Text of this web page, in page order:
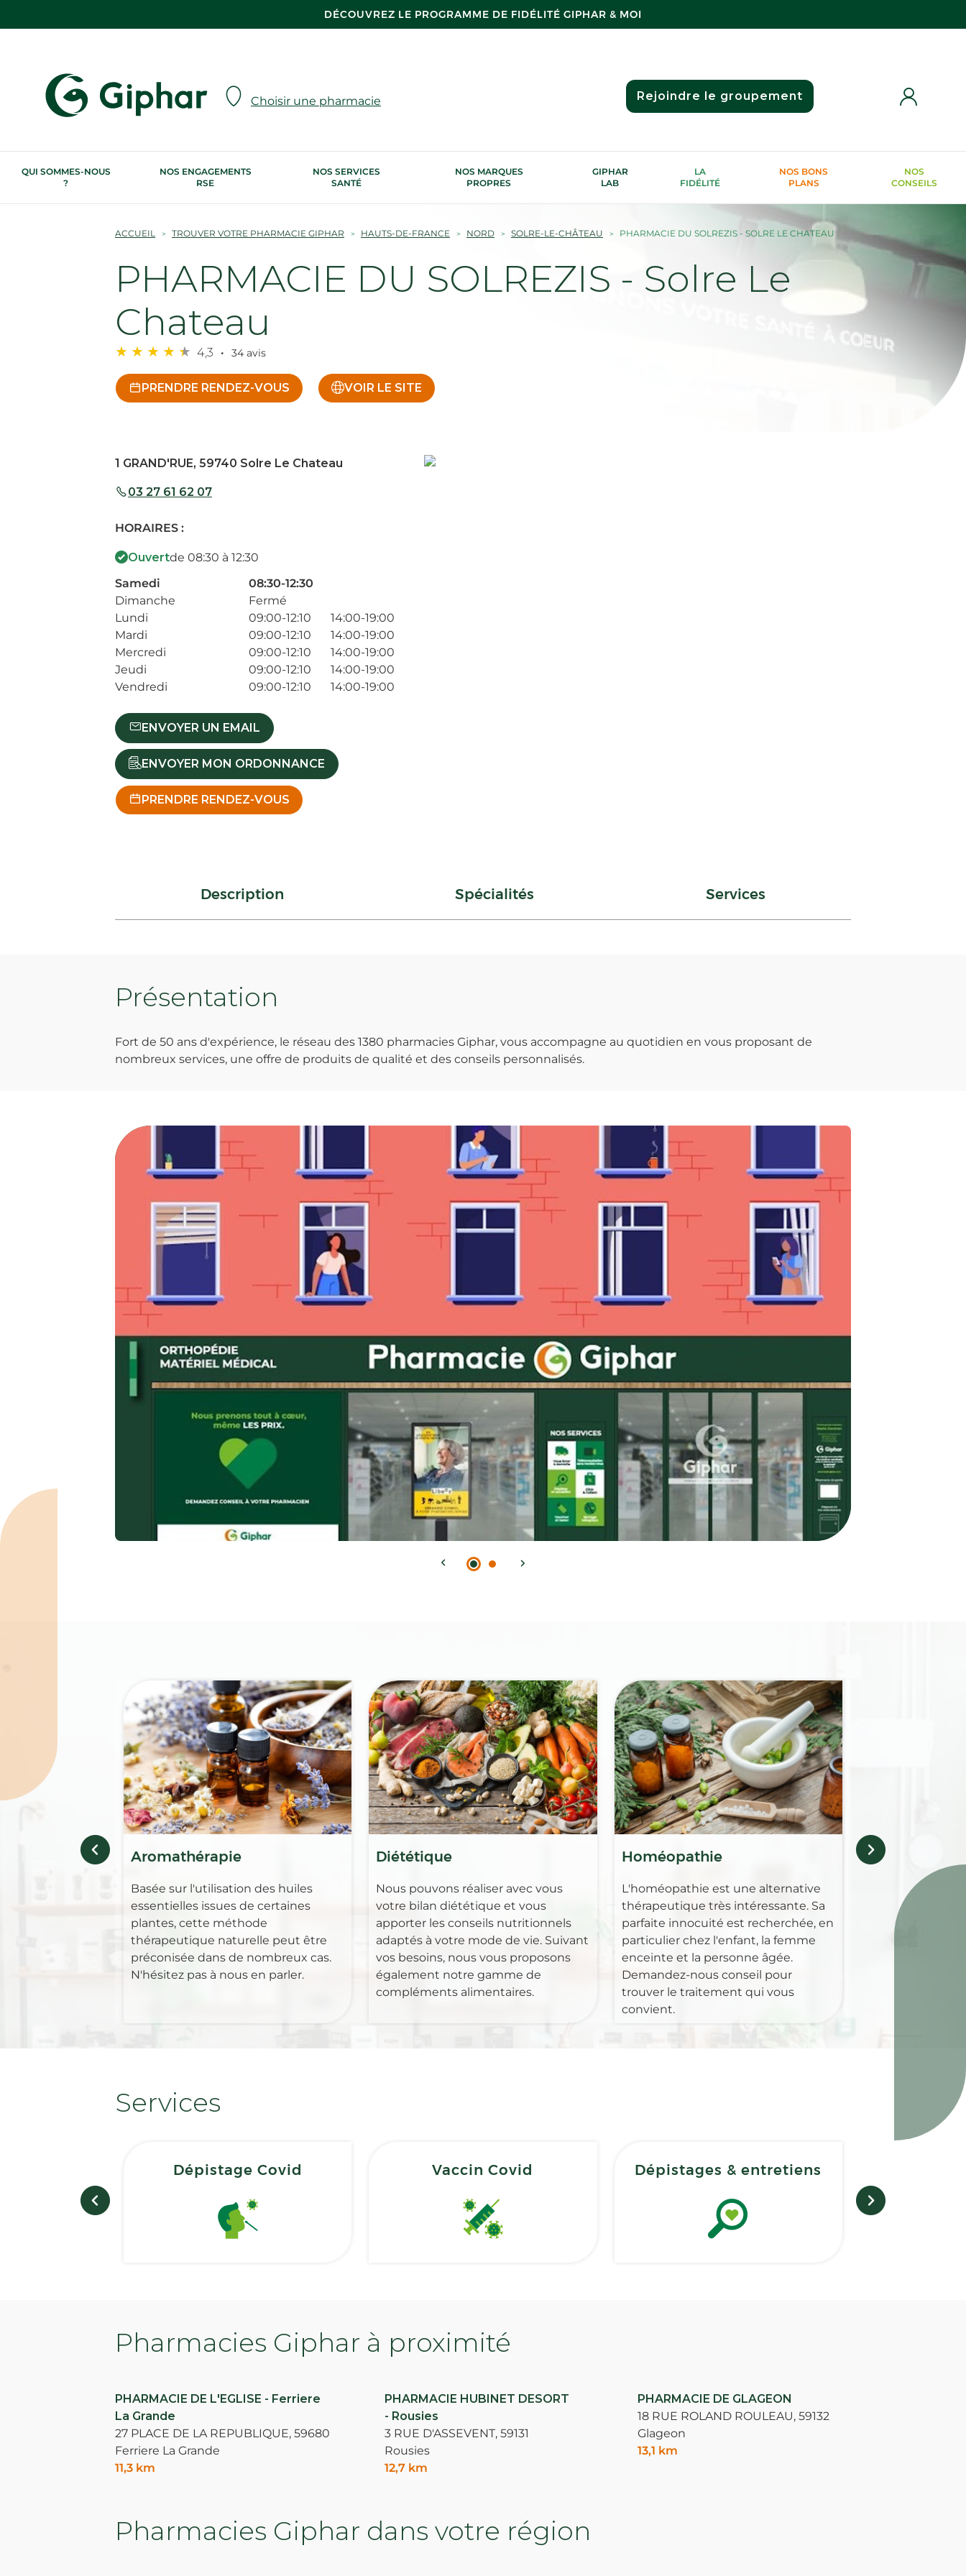
DÉCOUVREZ LE PROGRAMME DE FIDÉLITÉ GIPHAR & MOI
Choisir une pharmacie Rejoindre le groupement
QUI SOMMES-NOUS
?
NOS ENGAGEMENTS
RSE
NOS SERVICES
SANTÉ
NOS MARQUES
PROPRES
GIPHAR
LAB
LA
FIDÉLITÉ
NOS BONS
PLANS
NOS
CONSEILS
ACCUEIL TROUVER VOTRE PHARMACIE GIPHAR HAUTS-DE-FRANCE NORD SOLRE-LE-CHÂTEAU PHARMACIE DU SOLREZIS - SOLRE LE CHATEAU
PHARMACIE DU SOLREZIS - Solre Le
Chateau
4,3 34 avis
PRENDRE RENDEZ-VOUS VOIR LE SITE
1 GRAND'RUE, 59740 Solre Le Chateau
03 27 61 62 07
HORAIRES :
Ouvertde 08:30 à 12:30
Samedi
08:30-12:30
Dimanche
Fermé
Lundi
09:00-12:10
14:00-19:00
Mardi
09:00-12:10
14:00-19:00
Mercredi
09:00-12:10
14:00-19:00
Jeudi
09:00-12:10
14:00-19:00
Vendredi
09:00-12:10 14:00-19:00
ENVOYER UN EMAIL
ENVOYER MON ORDONNANCE
PRENDRE RENDEZ-VOUS
Description Spécialités Services
Présentation
Fort de 50 ans d'expérience, le réseau des 1380 pharmacies Giphar, vous accompagne au quotidien en vous proposant de
nombreux services, une offre de produits de qualité et des conseils personnalisés.
Aromathérapie
Basée sur l'utilisation des huiles
essentielles issues de certaines
plantes, cette méthode
thérapeutique naturelle peut être
préconisée dans de nombreux cas.
N'hésitez pas à nous en parler.
Diététique
Nous pouvons réaliser avec vous
votre bilan diététique et vous
apporter les conseils nutritionnels
adaptés à votre mode de vie. Suivant
vos besoins, nous vous proposons
également notre gamme de
compléments alimentaires.
Homéopathie
L'homéopathie est une alternative
thérapeutique très intéressante. Sa
parfaite innocuité est recherchée, en
particulier chez l'enfant, la femme
enceinte et la personne âgée.
Demandez-nous conseil pour
trouver le traitement qui vous
convient.
Services
Dépistage Covid Vaccin Covid Dépistages & entretiens
Pharmacies Giphar à proximité
PHARMACIE DE L'EGLISE - Ferriere
La Grande
27 PLACE DE LA REPUBLIQUE, 59680
Ferriere La Grande
11,3 km
PHARMACIE HUBINET DESORT
- Rousies
3 RUE D'ASSEVENT, 59131
Rousies
12,7 km
PHARMACIE DE GLAGEON
18 RUE ROLAND ROULEAU, 59132
Glageon
13,1 km
Pharmacies Giphar dans votre région